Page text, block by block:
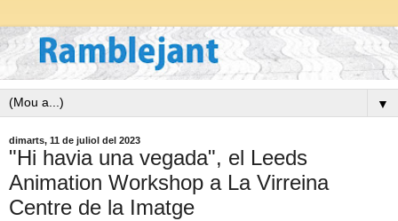
▼
dimarts, 11 de juliol del 2023
"Hi havia una vegada", el Leeds
Animation Workshop a La Virreina
Centre de la Imatge